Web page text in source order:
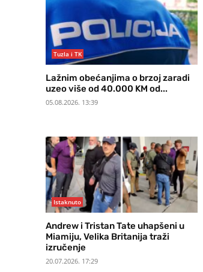
Tuzla i TK
Lažnim obećanjima o brzoj zaradi
uzeo više od 40.000 KM od...
05.08.2026. 13:39
Istaknuto
Andrew i Tristan Tate uhapšeni u
Miamiju, Velika Britanija traži
izručenje
20.07.2026. 17:29